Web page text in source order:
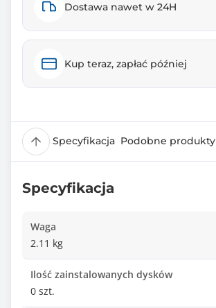
Dostawa nawet w 24H
Kup teraz, zapłać później
Specyfikacja Podobne produkty
Specyfikacja
Waga
2.11 kg
Ilość zainstalowanych dysków
0 szt.